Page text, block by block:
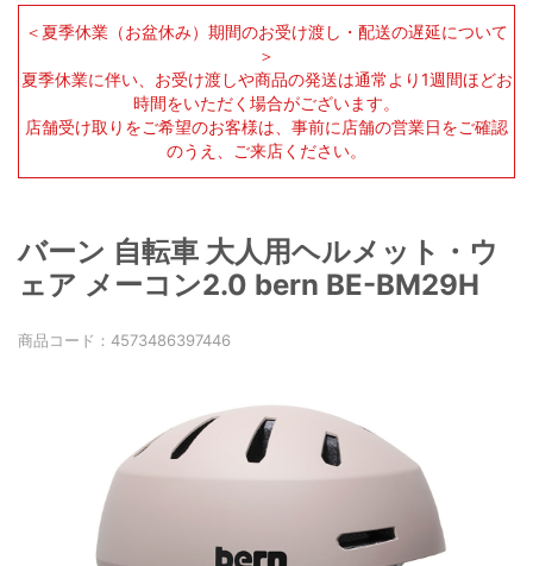
＜夏季休業（お盆休み）期間のお受け渡し・配送の遅延について
＞
夏季休業に伴い、お受け渡しや商品の発送は通常より1週間ほどお
時間をいただく場合がございます。
店舗受け取りをご希望のお客様は、事前に店舗の営業日をご確認
のうえ、ご来店ください。
バーン 自転車 大人用ヘルメット・ウ
ェア メーコン2.0 bern BE-BM29H
商品コード： 4573486397446